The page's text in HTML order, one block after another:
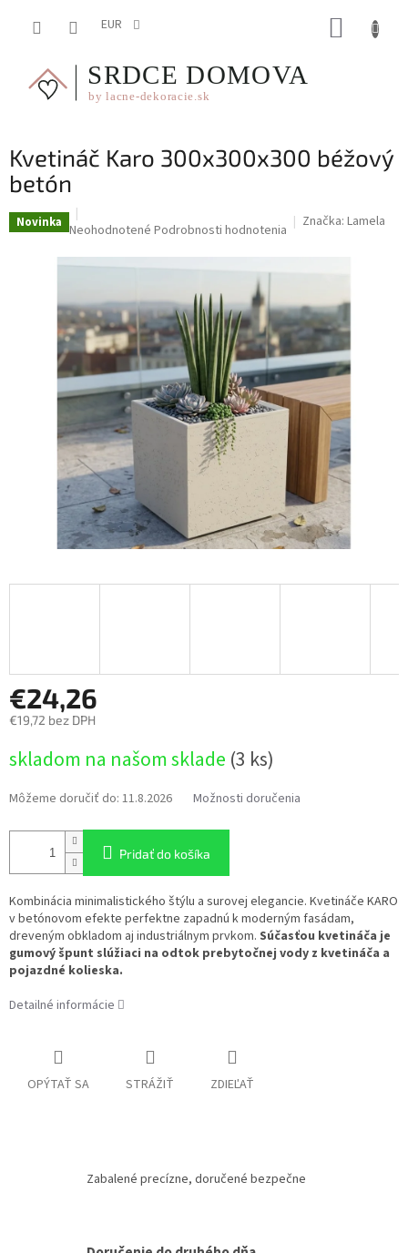
EUR
Kvetináč Karo 300x300x300 béžový
betón
Novinka Priemerné
produktu
z
5
hviezdičiek.
Neohodnotené Podrobnosti hodnotenia Značka: Lamela
€24,26
€19,72 bez DPH
cena:
skladom na našom sklade (3 ks)
Môžeme doručiť do: 11.8.2026 Možnosti doručenia
Pridať do košíka
Kombinácia minimalistického štýlu a surovej elegancie. Kvetináče KARO
v betónovom efekte perfektne zapadnú k moderným fasádam,
dreveným obkladom aj industriálnym prvkom. Súčasťou kvetináča je
gumový špunt slúžiaci na odtok prebytočnej vody z kvetináča a
pojazdné kolieska.
Detailné informácie
OPÝTAŤ SA STRÁŽIŤ ZDIEĽAŤ
Zabalené precízne, doručené bezpečne